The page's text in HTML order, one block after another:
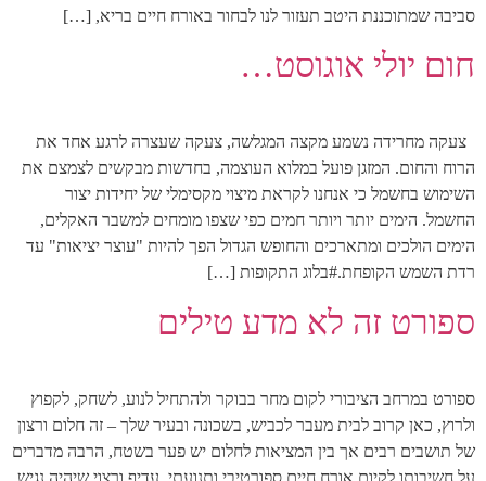
סביבה שמתוכננת היטב תעזור לנו לבחור באורח חיים בריא, […]
חום יולי אוגוסט…
צעקה מחרידה נשמע מקצה המגלשה, צעקה שעצרה לרגע אחד את
הרוח והחום. המזגן פועל במלוא העוצמה, בחדשות מבקשים לצמצם את
השימוש בחשמל כי אנחנו לקראת מיצוי מקסימלי של יחידות יצור
החשמל. הימים יותר ויותר חמים כפי שצפו מומחים למשבר האקלים,
הימים הולכים ומתארכים והחופש הגדול הפך להיות "עוצר יציאות" עד
רדת השמש הקופחת.#בלוג התקופות […]
ספורט זה לא מדע טילים
ספורט במרחב הציבורי לקום מחר בבוקר ולהתחיל לנוע, לשחק, לקפוץ
ולרוץ, כאן קרוב לבית מעבר לכביש, בשכונה ובעיר שלך – זה חלום ורצון
של תושבים רבים אך בין המציאות לחלום יש פער בשטח, הרבה מדברים
על חשיבותו לקיום אורח חיים ספורטיבי ותנועתי, עדיף ורצוי שיהיה נגיש